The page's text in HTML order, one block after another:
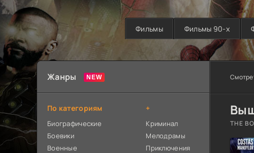
Фильмы Фильмы 90-х
THE
Жанры
По категориям
Биографические
Боевики
Военные
+
Криминал
Мелодрамы
Приключения